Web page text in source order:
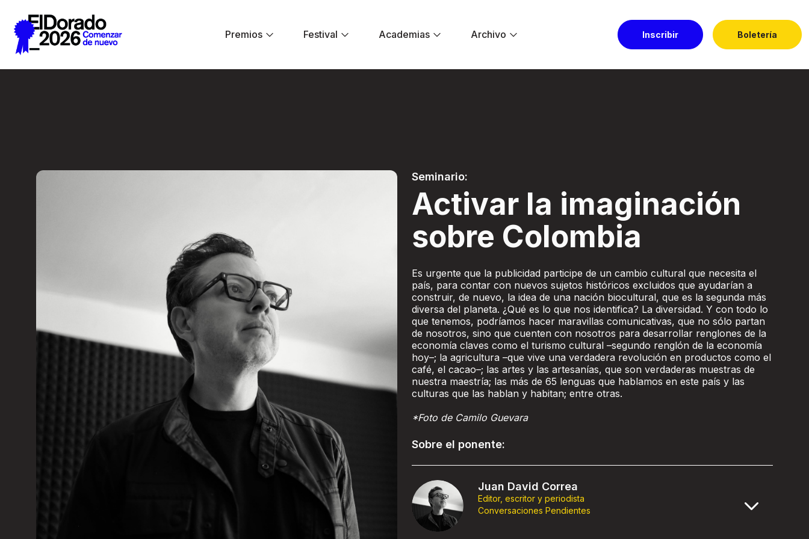
Premios
Festival Academias Archivo Inscribir Boletería
Seminario:
Activar la imaginación
sobre Colombia
Es urgente que la publicidad participe de un cambio cultural que necesita el
país, para contar con nuevos sujetos históricos excluidos que ayudarían a
construir, de nuevo, la idea de una nación biocultural, que es la segunda más
diversa del planeta. ¿Qué es lo que nos identifica? La diversidad. Y con todo lo
que tenemos, podríamos hacer maravillas comunicativas, que no sólo partan
de nosotros, sino que cuenten con nosotros para desarrollar renglones de la
economía claves como el turismo cultural –segundo renglón de la economía
hoy–; la agricultura –que vive una verdadera revolución en productos como el
café, el cacao–; las artes y las artesanías, que son verdaderas muestras de
nuestra maestría; las más de 65 lenguas que hablamos en este país y las
culturas que las hablan y habitan; entre otras.
*Foto de Camilo Guevara
Sobre el ponente:
Juan David Correa
Editor, escritor y periodista
Conversaciones Pendientes